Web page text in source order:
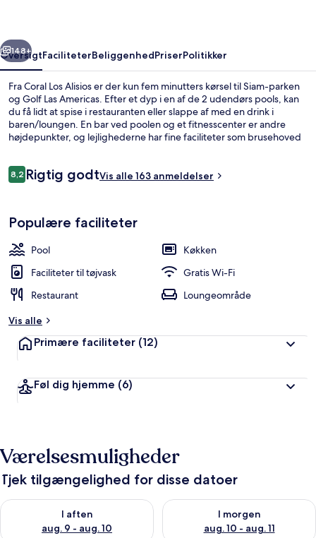
Næste
148+
OversigtFaciliteterBeliggenhedPriserPolitikker
Fra Coral Los Alisios er der kun fem minutters kørsel til Siam-parken
og Golf Las Americas. Efter et dyp i en af de 2 udendørs pools, kan
du få lidt at spise i restauranten eller slappe af med en drink i
baren/loungen. En bar ved poolen og et fitnesscenter er andre
højdepunkter, og lejlighederne har fine faciliteter som brusehoved
Anmeldelser
8,28,2 ud af 10.
Rigtig godtVis alle 163 anmeldelser
Populære faciliteter
Pool
Køkken
Faciliteter til tøjvask
Gratis Wi-Fi
Restaurant
Loungeområde
Vis alle
Primære faciliteter (12)
Føl dig hjemme (6)
Værelsesmuligheder
Tjek tilgængelighed for disse datoer
I aften
aug. 9 - aug. 10
Tjek tilgængelighed for i aften aug. 9 - aug. 10
I morgen
aug. 10 - aug. 11
Tjek tilgængelighed for i